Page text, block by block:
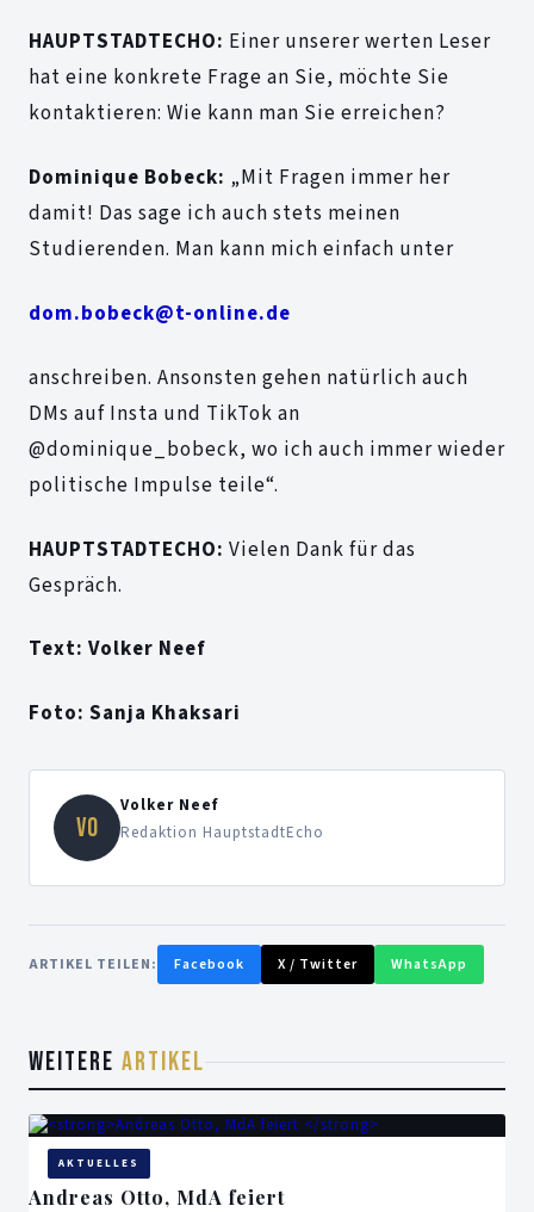
HAUPTSTADTECHO: Einer unserer werten Leser
hat eine konkrete Frage an Sie, möchte Sie
kontaktieren: Wie kann man Sie erreichen?
Dominique Bobeck: „Mit Fragen immer her
damit! Das sage ich auch stets meinen
Studierenden. Man kann mich einfach unter
dom.bobeck@t-online.de
anschreiben. Ansonsten gehen natürlich auch
DMs auf Insta und TikTok an
@dominique_bobeck, wo ich auch immer wieder
politische Impulse teile“.
HAUPTSTADTECHO: Vielen Dank für das
Gespräch.
Text: Volker Neef
Foto: Sanja Khaksari
VO
Volker Neef
Redaktion HauptstadtEcho
ARTIKEL TEILEN: Facebook X / Twitter WhatsApp
WEITERE ARTIKEL
AKTUELLES
Andreas Otto, MdA feiert